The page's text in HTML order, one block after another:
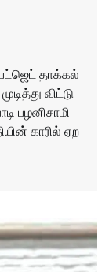
தாக்கல்
விட்டு
பழனிசாமி
காரில் ஏற